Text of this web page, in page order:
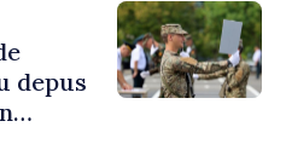
depus